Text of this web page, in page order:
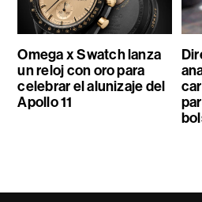
Omega x Swatch lanza
un reloj con oro para
celebrar el alunizaje del
Apollo 11